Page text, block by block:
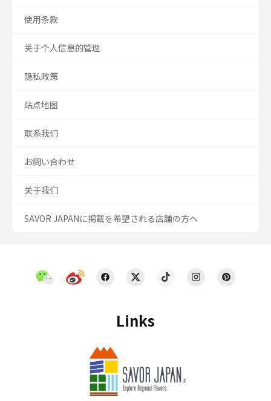
Links
使用条款
关于个人信息的管理
隐私政策
站点地图
联系我们
お問い合わせ
关于我们
SAVOR JAPANに掲載を希望される店舗の方へ